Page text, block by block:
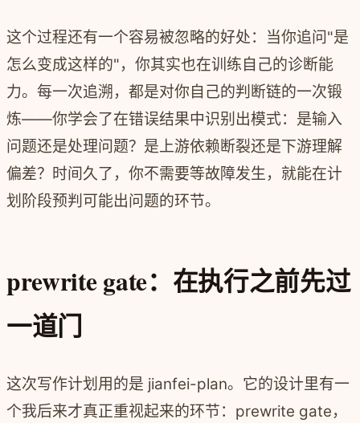
这个过程还有一个容易被忽略的好处：当你追问"是
怎么变成这样的"，你其实也在训练自己的诊断能
力。每一次追溯，都是对你自己的判断链的一次锻
炼——你学会了在错误结果中识别出模式：是输入
问题还是处理问题？是上游依赖断裂还是下游理解
偏差？时间久了，你不需要等故障发生，就能在计
划阶段预判可能出问题的环节。
prewrite gate：在执行之前先过
一道门
这次写作计划用的是 jianfei-plan。它的设计里有一
个我后来才真正重视起来的环节：prewrite gate，